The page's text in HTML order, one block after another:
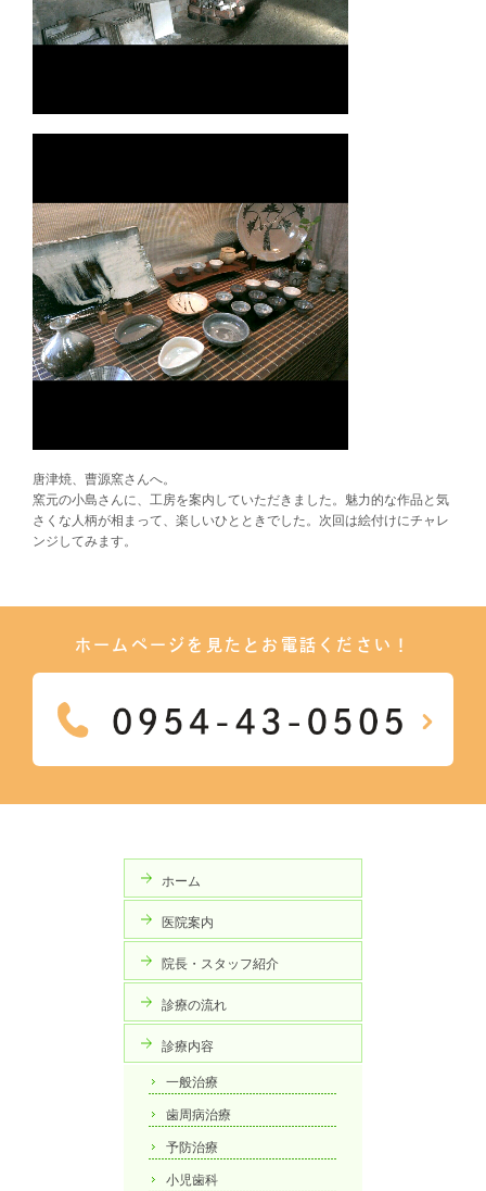
唐津焼、曹源窯さんへ。
窯元の小島さんに、工房を案内していただきました。魅力的な作品と気
さくな人柄が相まって、楽しいひとときでした。次回は絵付けにチャレ
ンジしてみます。
ホームページを見たとお電話ください！
ホーム
医院案内
院長・スタッフ紹介
診療の流れ
診療内容
一般治療
歯周病治療
予防治療
小児歯科